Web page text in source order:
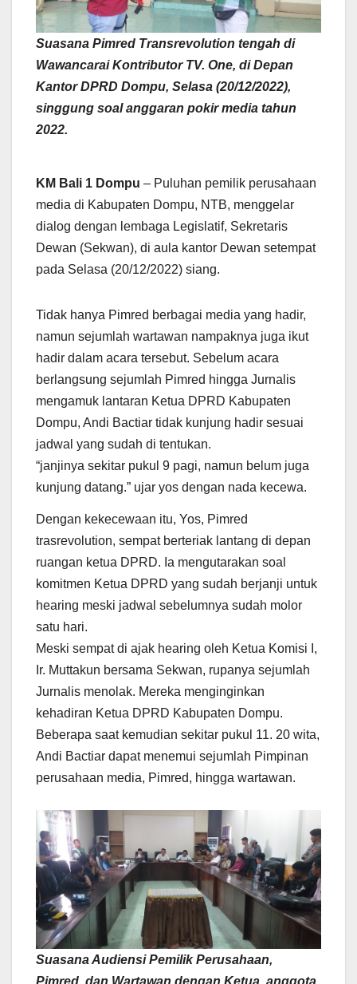
Suasana Pimred Transrevolution tengah di
Wawancarai Kontributor TV. One, di Depan
Kantor DPRD Dompu, Selasa (20/12/2022),
singgung soal anggaran pokir media tahun
2022.
KM Bali 1 Dompu – Puluhan pemilik perusahaan
media di Kabupaten Dompu, NTB, menggelar
dialog dengan lembaga Legislatif, Sekretaris
Dewan (Sekwan), di aula kantor Dewan setempat
pada Selasa (20/12/2022) siang.
Tidak hanya Pimred berbagai media yang hadir,
namun sejumlah wartawan nampaknya juga ikut
hadir dalam acara tersebut. Sebelum acara
berlangsung sejumlah Pimred hingga Jurnalis
mengamuk lantaran Ketua DPRD Kabupaten
Dompu, Andi Bactiar tidak kunjung hadir sesuai
jadwal yang sudah di tentukan.
“janjinya sekitar pukul 9 pagi, namun belum juga
kunjung datang.” ujar yos dengan nada kecewa.
Dengan kekecewaan itu, Yos, Pimred
trasrevolution, sempat berteriak lantang di depan
ruangan ketua DPRD. Ia mengutarakan soal
komitmen Ketua DPRD yang sudah berjanji untuk
hearing meski jadwal sebelumnya sudah molor
satu hari.
Meski sempat di ajak hearing oleh Ketua Komisi I,
Ir. Muttakun bersama Sekwan, rupanya sejumlah
Jurnalis menolak. Mereka menginginkan
kehadiran Ketua DPRD Kabupaten Dompu.
Beberapa saat kemudian sekitar pukul 11. 20 wita,
Andi Bactiar dapat menemui sejumlah Pimpinan
perusahaan media, Pimred, hingga wartawan.
Suasana Audiensi Pemilik Perusahaan,
Pimred, dan Wartawan dengan Ketua, anggota